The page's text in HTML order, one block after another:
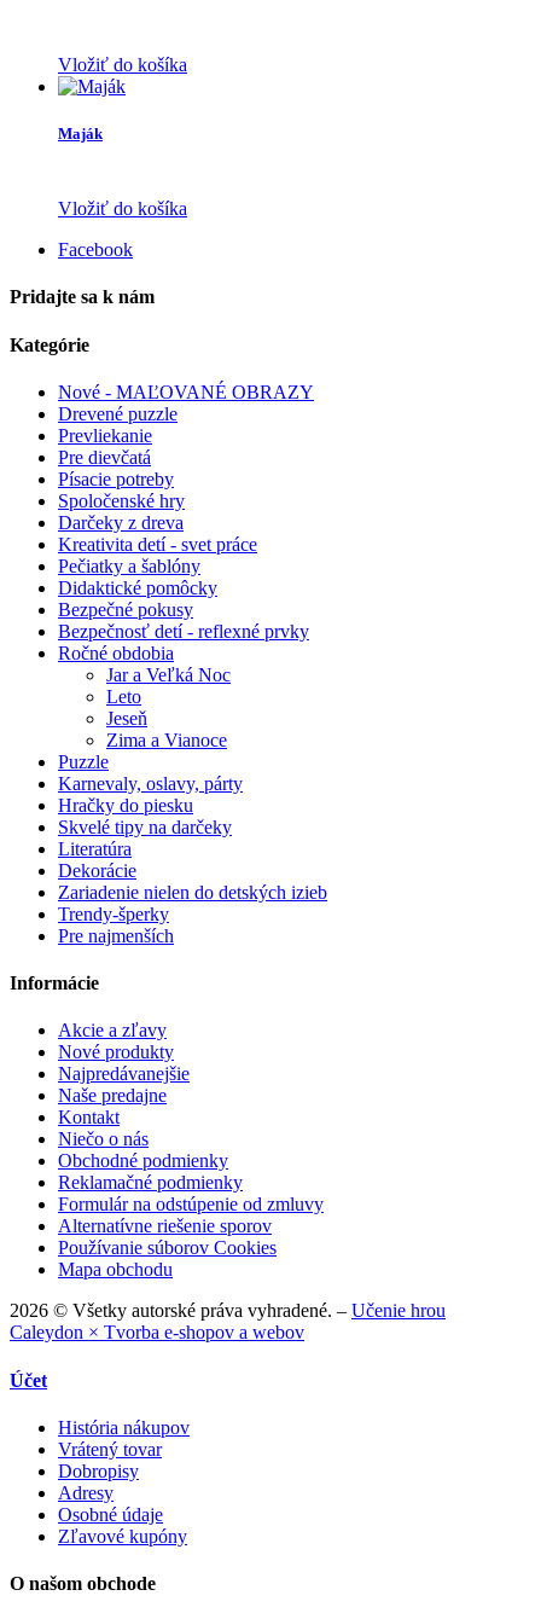
Vložiť do košíka
Maják
Vložiť do košíka
Facebook
Pridajte sa k nám
Kategórie
Nové - MAĽOVANÉ OBRAZY
Drevené puzzle
Prevliekanie
Pre dievčatá
Písacie potreby
Spoločenské hry
Darčeky z dreva
Kreativita detí - svet práce
Pečiatky a šablóny
Didaktické pomôcky
Bezpečné pokusy
Bezpečnosť detí - reflexné prvky
Ročné obdobia
Jar a Veľká Noc
Leto
Jeseň
Zima a Vianoce
Puzzle
Karnevaly, oslavy, párty
Hračky do piesku
Skvelé tipy na darčeky
Literatúra
Dekorácie
Zariadenie nielen do detských izieb
Trendy-šperky
Pre najmenších
Informácie
Akcie a zľavy
Nové produkty
Najpredávanejšie
Naše predajne
Kontakt
Niečo o nás
Obchodné podmienky
Reklamačné podmienky
Formulár na odstúpenie od zmluvy
Alternatívne riešenie sporov
Používanie súborov Cookies
Mapa obchodu
2026 © Všetky autorské práva vyhradené. – Učenie hrou
Caleydon × Tvorba e-shopov a webov
Účet
História nákupov
Vrátený tovar
Dobropisy
Adresy
Osobné údaje
Zľavové kupóny
O našom obchode